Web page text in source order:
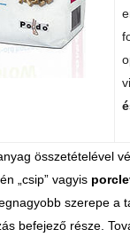
összetételével
„csip” vagyis
szerepe a
befejező része.